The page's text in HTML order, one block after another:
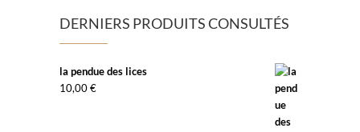
DERNIERS PRODUITS CONSULTÉS
la pendue des lices
10,00€